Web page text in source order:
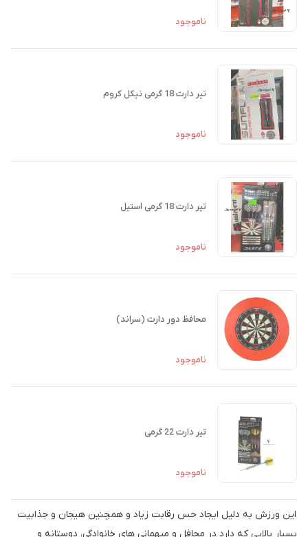
ناموجود
تیر دارت 18 گرمی نیکل کروم
ناموجود
تیر دارت 18 گرمی استیل
ناموجود
محافظ دور دارت (سراند)
ناموجود
تیر دارت 22 گرمی
ناموجود
این ورزش به دلیل ایجاد حس رقابت زیاد و همچنین هیجان و جذابیت
بسیار بالایی که دارد در محافل و میهمانی های خانوادگی، دوستانه و